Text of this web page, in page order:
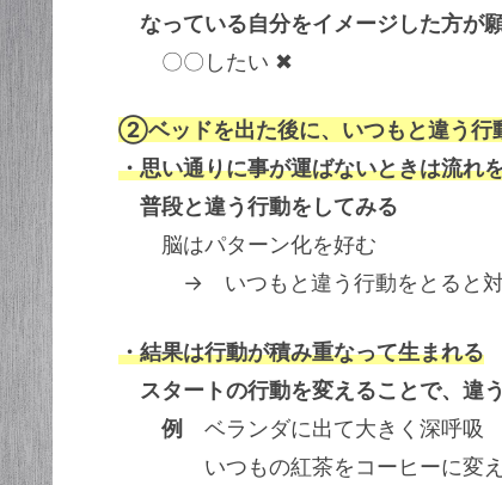
なっている自分をイメージした方が
〇〇したい ✖
②ベッドを出た後に、いつもと違う行
・思い通りに事が運ばないときは流れ
普段と違う行動をしてみる
脳はパターン化を好む
→ いつもと違う行動をとると対
・結果は行動が積み重なって生まれる
スタートの行動を変えることで、違
例 ベランダに出て大きく深呼吸
いつもの紅茶をコーヒーに変